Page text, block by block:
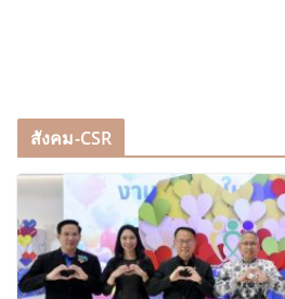
สังคม-CSR